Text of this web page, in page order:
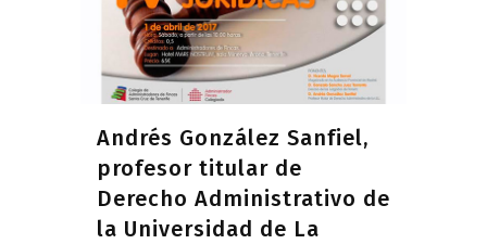
Andrés González Sanfiel,
profesor titular de
Derecho Administrativo de
la Universidad de La